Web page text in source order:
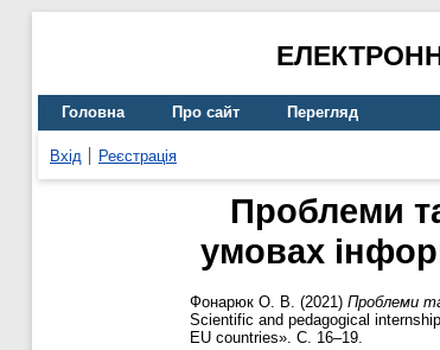
Головна Про сайт Перегляд
Вхід Реєстрація
Проблеми
умовах
Фонарюк О. В. (2021) Проблеми
Scientific and pedagogical
EU countries». С. 16–19.